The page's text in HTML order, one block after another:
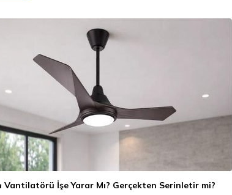
Vantilatörü İşe Yarar Mı? Gerçekten Serinletir mi?